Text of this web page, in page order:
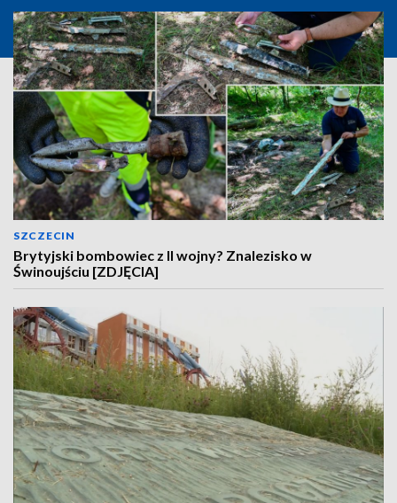
SZCZECIN
Brytyjski bombowiec z II wojny? Znalezisko w
Świnoujściu [ZDJĘCIA]